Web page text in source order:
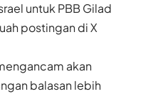
untuk PBB Gilad
postingan di X
akan
balasan lebih